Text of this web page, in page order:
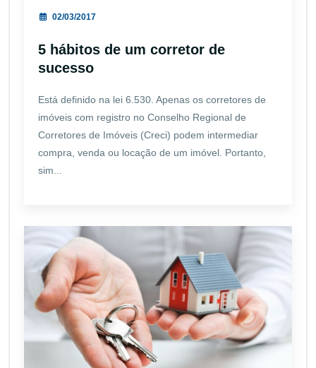
02/03/2017
5 hábitos de um corretor de
sucesso
Está definido na lei 6.530. Apenas os corretores de
imóveis com registro no Conselho Regional de
Corretores de Imóveis (Creci) podem intermediar
compra, venda ou locação de um imóvel. Portanto,
sim...